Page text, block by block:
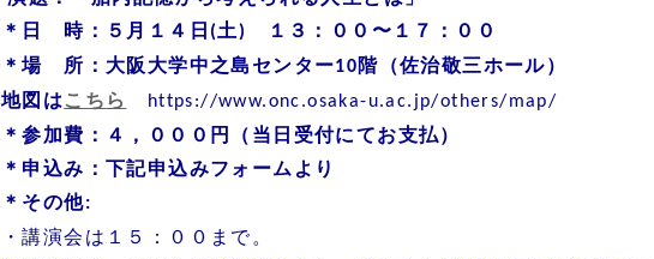
＊日 時：５月 １４ 日 (土 )
１３：００〜１７：００
＊場 所：大阪大学中之島センター10階（佐治敬三ホール）
地図は こちら https://www.onc.osaka-u.ac.jp/others/map/
＊参加費：４，０００円（当日受付にてお支払）
＊申込み：下記申込みフォームより
＊その他:
・講演会は１５：００まで。